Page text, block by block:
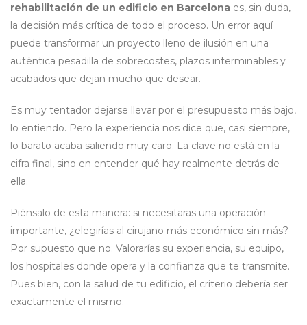
rehabilitación de un edificio en Barcelona es, sin duda,
la decisión más crítica de todo el proceso. Un error aquí
puede transformar un proyecto lleno de ilusión en una
auténtica pesadilla de sobrecostes, plazos interminables y
acabados que dejan mucho que desear.
Es muy tentador dejarse llevar por el presupuesto más bajo,
lo entiendo. Pero la experiencia nos dice que, casi siempre,
lo barato acaba saliendo muy caro. La clave no está en la
cifra final, sino en entender qué hay realmente detrás de
ella.
Piénsalo de esta manera: si necesitaras una operación
importante, ¿elegirías al cirujano más económico sin más?
Por supuesto que no. Valorarías su experiencia, su equipo,
los hospitales donde opera y la confianza que te transmite.
Pues bien, con la salud de tu edificio, el criterio debería ser
exactamente el mismo.